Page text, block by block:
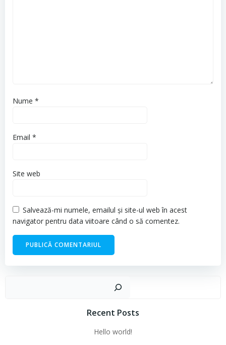
Nume *
Email *
Site web
Salvează-mi numele, emailul și site-ul web în acest
navigator pentru data viitoare când o să comentez.
Recent Posts
Hello world!